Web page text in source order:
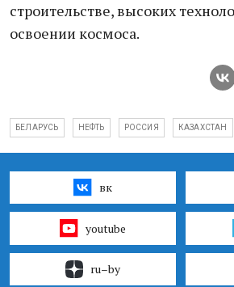
строительстве, высоких
освоении космоса.
БЕЛАРУСЬ НЕФТЬ РОССИЯ КАЗАХСТАН
вк
youtube
ru–by